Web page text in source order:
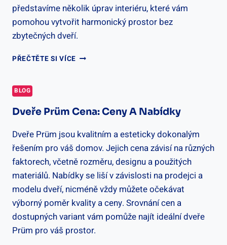
představíme několik úprav interiéru, které vám
pomohou vytvořit harmonický prostor bez
zbytečných dveří.
PŘEČTĚTE SI VÍCEJAK
INTERIÉRU
BLOG
Dveře Prüm Cena: Ceny A Nabídky
Dveře Prüm jsou kvalitním a esteticky dokonalým
řešením pro váš domov. Jejich cena závisí na různých
faktorech, včetně rozměru, designu a použitých
materiálů. Nabídky se liší v závislosti na prodejci a
modelu dveří, nicméně vždy můžete očekávat
výborný poměr kvality a ceny. Srovnání cen a
dostupných variant vám pomůže najít ideální dveře
Prüm pro váš prostor.